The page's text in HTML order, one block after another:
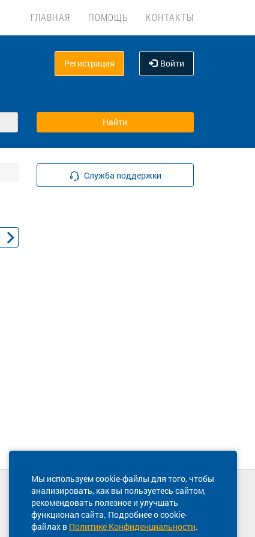
ГЛАВНАЯ ПОМОЩЬ КОНТАКТЫ
Регистрация Войти
Служба поддержки
Мы используем cookie-файлы для того, чтобы
анализировать, как вы пользуетесь сайтом,
рекомендовать полезное и улучшать
функционал сайта. Подробнее о cookie-
файлах в Политике Конфиденциальности.
Техническая поддержка сайта
8 800 600-03-38